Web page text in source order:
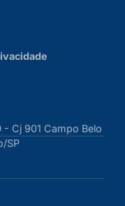
- Cj 901 Campo Belo
SP